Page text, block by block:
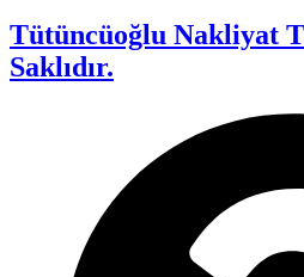
Tütüncüoğlu Nakliyat
Saklıdır.